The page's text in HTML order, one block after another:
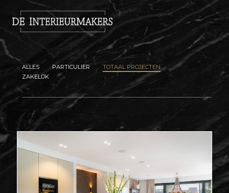
ALLES PARTICULIER
TOTAAL PROJECTEN
ZAKELIJK